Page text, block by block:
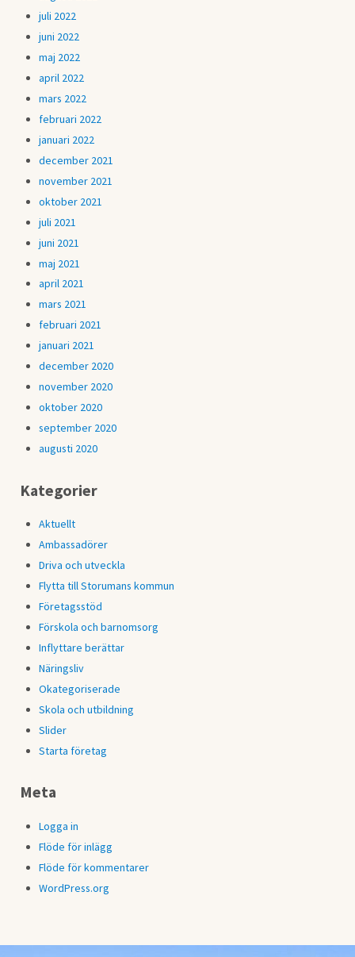
juli 2022
juni 2022
maj 2022
april 2022
mars 2022
februari 2022
januari 2022
december 2021
november 2021
oktober 2021
juli 2021
juni 2021
maj 2021
april 2021
mars 2021
februari 2021
januari 2021
december 2020
november 2020
oktober 2020
september 2020
augusti 2020
Kategorier
Aktuellt
Ambassadörer
Driva och utveckla
Flytta till Storumans kommun
Företagsstöd
Förskola och barnomsorg
Inflyttare berättar
Näringsliv
Okategoriserade
Skola och utbildning
Slider
Starta företag
Meta
Logga in
Flöde för inlägg
Flöde för kommentarer
WordPress.org